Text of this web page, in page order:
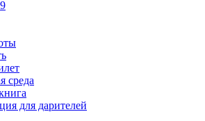
среда
для дарителей